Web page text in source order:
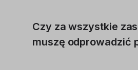
Czy za wszystkie
muszę odprowadzić